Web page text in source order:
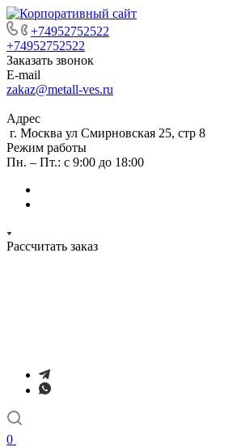
+74952752522
+74952752522
Заказать звонок
E-mail
zakaz@metall-ves.ru
Адрес
г. Москва ул Смирновская 25, стр 8
Режим работы
Пн. – Пт.: с 9:00 до 18:00
Рассчитать заказ
0